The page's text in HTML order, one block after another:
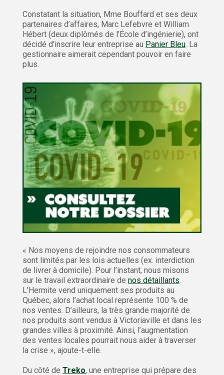
Constatant la situation, Mme Bouffard et ses deux
partenaires d’affaires, Marc Lefebvre et William
Hébert (deux diplômés de l’École d’ingénierie), ont
décidé d’inscrire leur entreprise au Panier Bleu. La
gestionnaire aimerait cependant pouvoir en faire
plus.
« Nos moyens de rejoindre nos consommateurs
sont limités par les lois actuelles (ex. interdiction
de livrer à domicile). Pour l’instant, nous misons
sur le travail extraordinaire de nos détaillants.
L’Hermite vend uniquement ses produits au
Québec, alors l’achat local représente 100 % de
nos ventes. D’ailleurs, la très grande majorité de
nos produits sont vendus à Victoriaville et dans les
grandes villes à proximité. Ainsi, l’augmentation
des ventes locales pourrait nous aider à traverser
la crise », ajoute-t-elle.
Du côté de Treko, une entreprise qui prépare des